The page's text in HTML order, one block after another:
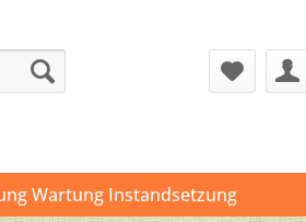
Wartung Instandsetzung